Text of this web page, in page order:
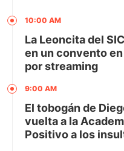
10:00 AM
La Leoncita del
en un convento
por streaming
9:00 AM
El tobogán de
vuelta a la
Positivo a los